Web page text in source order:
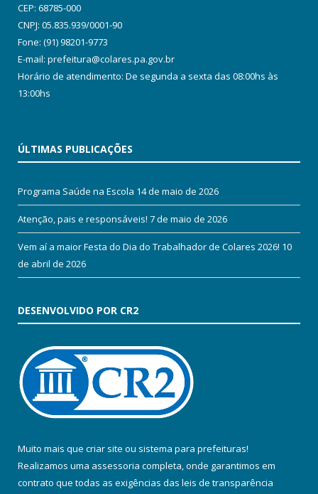
CEP: 68785-000
CNPJ: 05.835.939/0001-90
Fone: (91) 98201-9773
E-mail: prefeitura@colares.pa.gov.br
Horário de atendimento: De segunda a sexta das 08:00hs às
13:00hs
ÚLTIMAS PUBLICAÇÕES
Programa Saúde na Escola 14 de maio de 2026
Atenção, pais e responsáveis! 7 de maio de 2026
Vem aí a maior Festa do Dia do Trabalhador de Colares 2026! 10
de abril de 2026
DESENVOLVIDO POR CR2
Muito mais que criar site ou sistema para prefeituras!
Realizamos uma assessoria completa, onde garantimos em
contrato que todas as exigências das leis de transparência